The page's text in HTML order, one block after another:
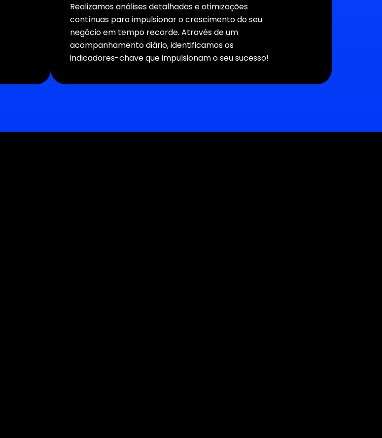
Realizamos análises detalhadas e otimizações
contínuas para impulsionar o crescimento do seu
negócio em tempo recorde. Através de um
acompanhamento diário, identificamos os
indicadores-chave que impulsionam o seu sucesso!